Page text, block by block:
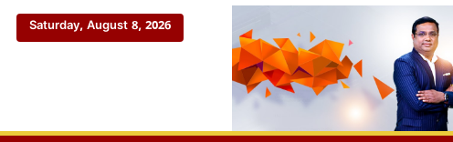
Saturday, August 8, 2026